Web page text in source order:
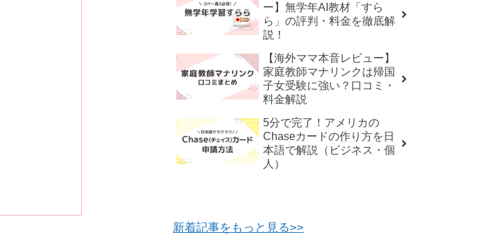
ー】無学年AI教材「すら
ら」の評判・料金を徹底解
説！
【海外ママ本音レビュー】
家庭教師マナリンクは帰国
子女受験に強い？口コミ・
料金解説
5分で完了！アメリカの
Chaseカードの作り方を日
本語で解説（ビジネス・個
人）
新着記事をもっと見る>>